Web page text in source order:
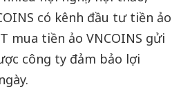
có kênh đầu tư tiền ảo
mua tiền ảo VNCOINS gửi
công ty đảm bảo lợi